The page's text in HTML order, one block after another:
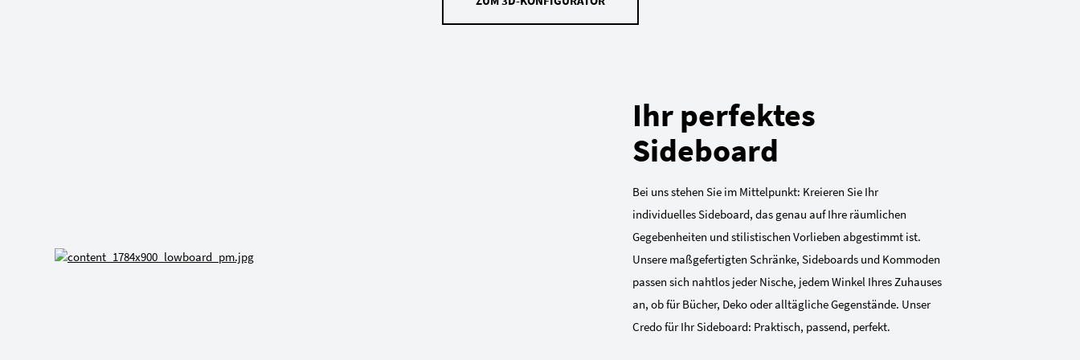
Ihr perfektes
Sideboard
Bei uns stehen Sie im Mittelpunkt: Kreieren Sie Ihr
individuelles Sideboard, das genau auf Ihre räumlichen
Gegebenheiten und stilistischen Vorlieben abgestimmt ist.
Unsere maßgefertigten Schränke, Sideboards und Kommoden
passen sich nahtlos jeder Nische, jedem Winkel Ihres Zuhauses
an, ob für Bücher, Deko oder alltägliche Gegenstände. Unser
Credo für Ihr Sideboard: Praktisch, passend, perfekt.